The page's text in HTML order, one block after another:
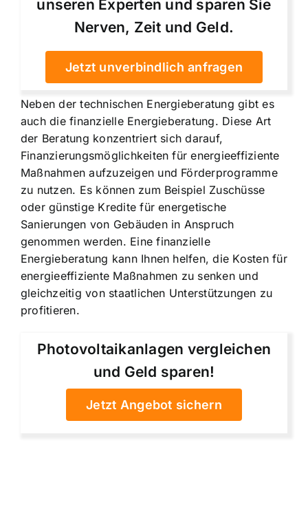
unseren Experten und sparen Sie
Nerven, Zeit und Geld.
Jetzt unverbindlich anfragen
Neben der technischen Energieberatung gibt es
auch die finanzielle Energieberatung. Diese Art
der Beratung konzentriert sich darauf,
Finanzierungsmöglichkeiten für energieeffiziente
Maßnahmen aufzuzeigen und Förderprogramme
zu nutzen. Es können zum Beispiel Zuschüsse
oder günstige Kredite für energetische
Sanierungen von Gebäuden in Anspruch
genommen werden. Eine finanzielle
Energieberatung kann Ihnen helfen, die Kosten für
energieeffiziente Maßnahmen zu senken und
gleichzeitig von staatlichen Unterstützungen zu
profitieren.
Photovoltaikanlagen vergleichen
und Geld sparen!
Jetzt Angebot sichern